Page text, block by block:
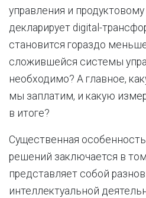
управления и продуктовому
декларирует digital-
становится гораздо
сложившейся системы
необходимо? А главное,
мы заплатим, и какую
в итоге?
Существенная
решений заключается в
представляет собой
интеллектуальной